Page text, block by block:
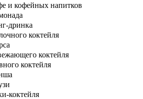
и кофейных напитков
дринка
коктейля
коктейля
коктейля
коктейля